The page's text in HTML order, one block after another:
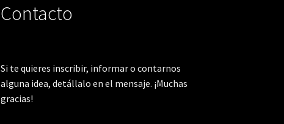
Contacto
Si te quieres inscribir, informar o contarnos
alguna idea, detállalo en el mensaje. ¡Muchas
gracias!